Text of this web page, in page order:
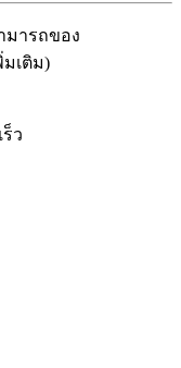
มารถของ
มเติม)
ว